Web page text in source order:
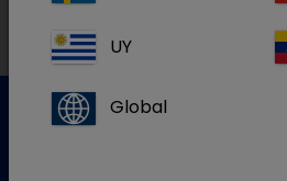
UY
Global